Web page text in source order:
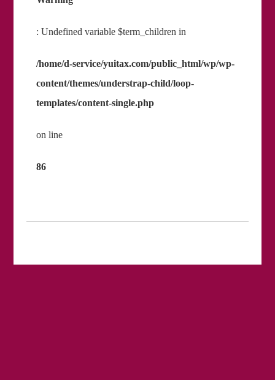
: Undefined variable $term_children in
/home/d-service/yuitax.com/public_html/wp/wp-
content/themes/understrap-child/loop-
templates/content-single.php
on line
86